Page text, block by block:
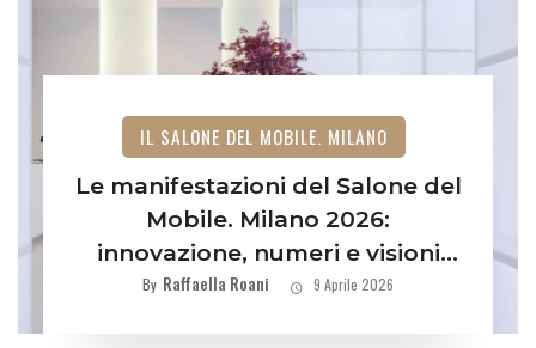
IL SALONE DEL MOBILE. MILANO
Le manifestazioni del Salone del
Mobile. Milano 2026:
innovazione, numeri e visioni
future
By Raffaella Roani 9 Aprile 2026